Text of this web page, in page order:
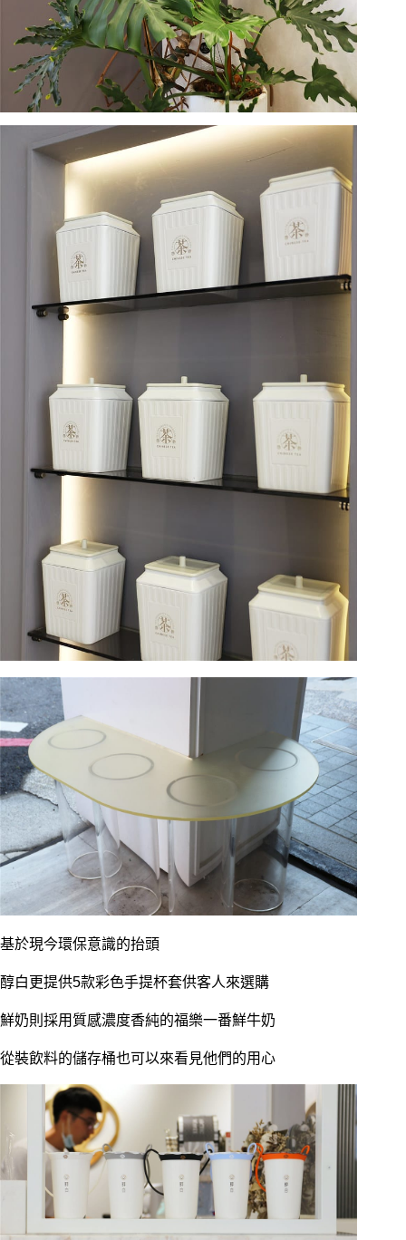
基於現今環保意識的抬頭
醇白更提供5款彩色手提杯套供客人來選購
鮮奶則採用質感濃度香純的福樂一番鮮牛奶
從裝飲料的儲存桶也可以來看見他們的用心